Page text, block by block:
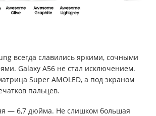
всегда славились яркими, сочными
Galaxy A56 не стал исключением.
Super AMOLED, а под экраном
пальцев.
— 6,7 дюйма. Не слишком большая